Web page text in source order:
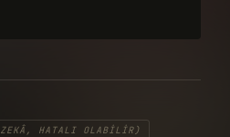
ZEKÂ, HATALI OLABILIR)